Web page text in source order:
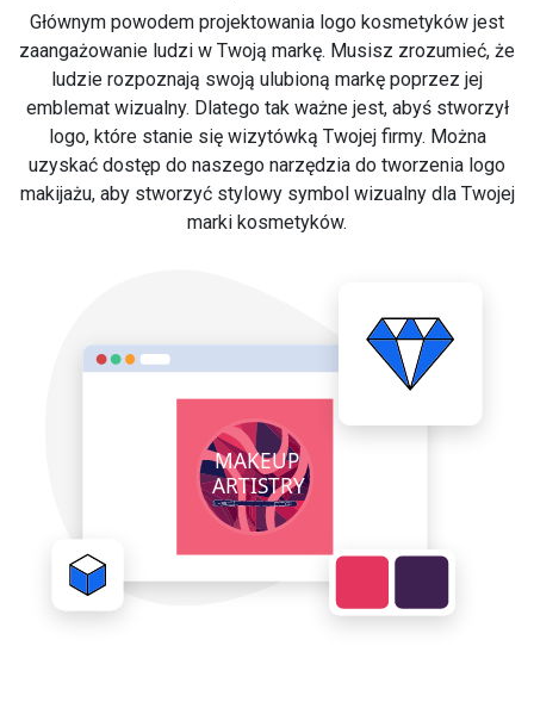
Głównym powodem projektowania logo kosmetyków jest
zaangażowanie ludzi w Twoją markę. Musisz zrozumieć, że
ludzie rozpoznają swoją ulubioną markę poprzez jej
emblemat wizualny. Dlatego tak ważne jest, abyś stworzył
logo, które stanie się wizytówką Twojej firmy. Można
uzyskać dostęp do naszego narzędzia do tworzenia logo
makijażu, aby stworzyć stylowy symbol wizualny dla Twojej
marki kosmetyków.